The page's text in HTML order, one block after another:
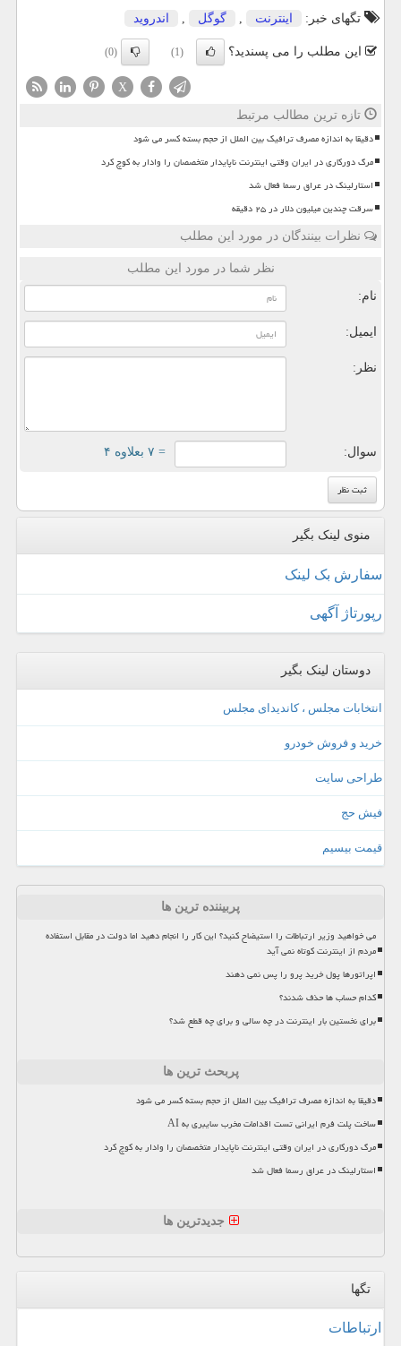
تگهای خبر:
اینترنت , گوگل , اندروید
این مطلب را می پسندید؟ (1)
(0)
X
تازه ترین مطالب مرتبط
دقیقا به اندازه مصرف ترافیک بین الملل از حجم بسته کسر می شود
مرگ دورکاری در ایران وقتی اینترنت ناپایدار متخصصان را وادار به کوچ کرد
استارلینک در عراق رسما فعال شد
سرقت چندین میلیون دلار در ۲۵ دقیقه
نظرات بینندگان در مورد این مطلب
نظر شما در مورد این مطلب
نام:
ایمیل:
نظر:
سوال: = ۷ بعلاوه ۴
منوی لینک بگیر
سفارش بک لینک
رپورتاژ آگهی
دوستان لینک بگیر
انتخابات مجلس ، کاندیدای مجلس
خرید و فروش خودرو
طراحی سایت
فیش حج
قیمت بیسیم
پربیننده ترین ها
می خواهید وزیر ارتباطات را استیضاح کنید؟ این کار را انجام دهید اما دولت در مقابل استفاده
مردم از اینترنت کوتاه نمی آید
اپراتورها پول خرید پرو را پس نمی دهند
کدام حساب ها حذف شدند؟
برای نخستین بار اینترنت در چه سالی و برای چه قطع شد؟
پربحث ترین ها
دقیقا به اندازه مصرف ترافیک بین الملل از حجم بسته کسر می شود
ساخت پلت فرم ایرانی تست اقدامات مخرب سایبری به AI
مرگ دورکاری در ایران وقتی اینترنت ناپایدار متخصصان را وادار به کوچ کرد
استارلینک در عراق رسما فعال شد
جدیدترین ها
تگها
ارتباطات